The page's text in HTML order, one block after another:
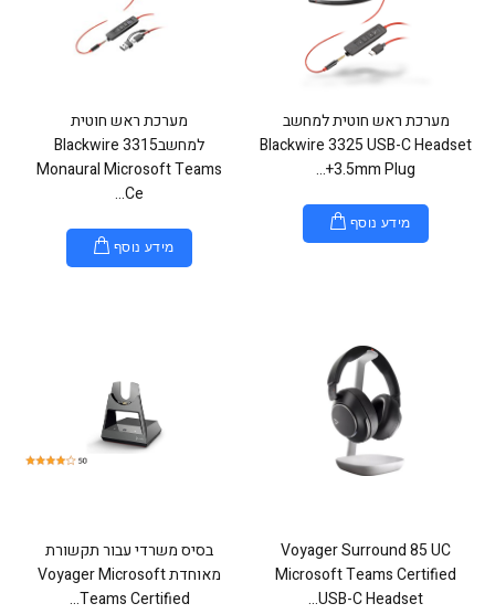
מערכת ראש חוטית למחשב
Blackwire 3325 USB-C Headset
+3.5mm Plug...
מידע נוסף
מערכת ראש חוטית
למחשבBlackwire 3315
Monaural Microsoft Teams
Ce...
מידע נוסף
Voyager Surround 85 UC
Microsoft Teams Certified
USB-C Headset...
בסיס משרדי עבור תקשורת
מאוחדת Voyager Microsoft
Teams Certified...